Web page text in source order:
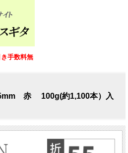
手数料無
赤 100g(約1,100本）入